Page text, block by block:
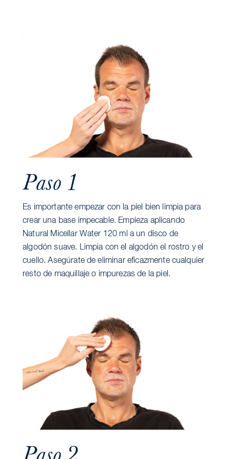
Paso 1
Es importante empezar con la piel bien limpia para
crear una base impecable. Empieza aplicando
Natural Micellar Water 120 ml a un disco de
algodón suave. Limpia con el algodón el rostro y el
cuello. Asegúrate de eliminar eficazmente cualquier
resto de maquillaje o impurezas de la piel.